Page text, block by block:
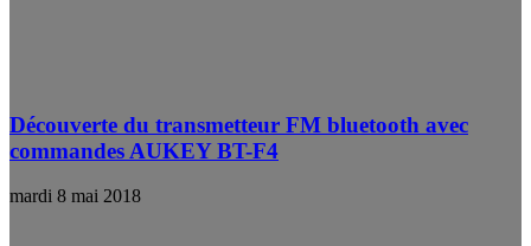
Découverte du transmetteur FM bluetooth avec
commandes AUKEY BT-F4
mardi 8 mai 2018